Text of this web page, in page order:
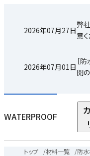
2026年07月27日
弊
意
2026年07月01日
［
開
WATERPROOF
トップ /材料一覧 /防